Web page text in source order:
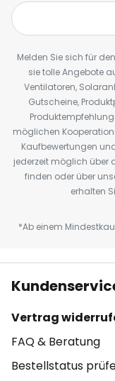
Melden Sie sich für
sie tolle Angebote
Ventilatoren,
Gutscheine,
möglichen
Kaufbewertungen
jederzeit möglich über
finden oder über
erhalten
*Ab einem
Vertrag
FAQ & Beratung
Bestellstatus